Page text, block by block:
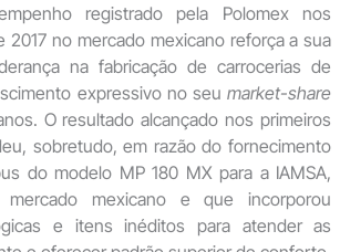
registrado pela Polomex nos
2017 no mercado mexicano reforça a sua
na fabricação de carrocerias de
expressivo no seumarket-share
O resultado alcançado nos primeiros
sobretudo, em razão do fornecimento
do modelo MP 180 MX para a IAMSA,
mexicano e que incorporou
e itens inéditos para atender as